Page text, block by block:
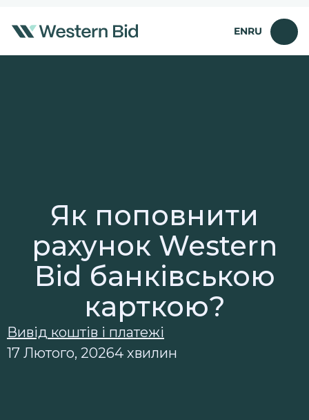
до
ENRU
Як поповнити
рахунок Western
Bid банківською
карткою?
Вивід коштів і платежі
17 Лютого, 20264 хвилин